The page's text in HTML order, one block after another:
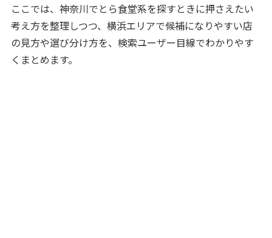
ここでは、神奈川でとら食堂系を探すときに押さえたい
考え方を整理しつつ、横浜エリアで候補になりやすい店
の見方や選び分け方を、検索ユーザー目線でわかりやす
くまとめます。